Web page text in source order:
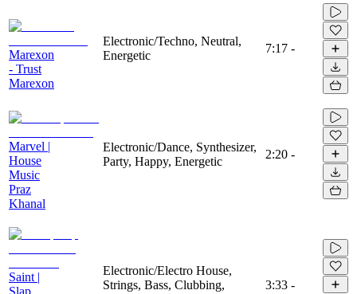
Marexon
- Trust
Marexon
Electronic/Techno, Neutral,
Energetic
7:17 -
Marvel |
House
Music
Praz
Khanal
Electronic/Dance, Synthesizer,
Party, Happy, Energetic
2:20 -
Saint |
Slap
Electronic/Electro House,
Strings, Bass, Clubbing,
3:33 -